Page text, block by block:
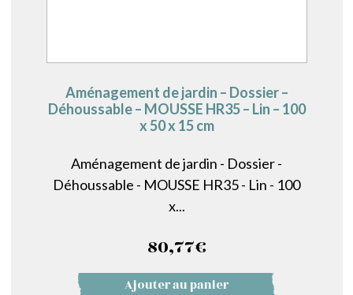
Aménagement de jardin – Dossier –
Déhoussable – MOUSSE HR35 – Lin – 100
x 50 x 15 cm
Aménagement de jardin - Dossier -
Déhoussable - MOUSSE HR35 - Lin - 100
x...
80,77€
Ajouter au panier